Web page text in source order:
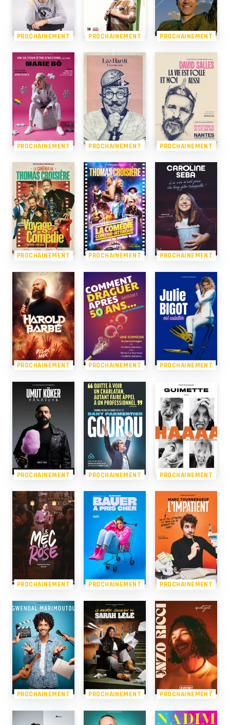
PROCHAINEMENT PROCHAINEMENT PROCHAINEMENT
PROCHAINEMENT PROCHAINEMENT PROCHAINEMENT
PROCHAINEMENT PROCHAINEMENT PROCHAINEMENT
PROCHAINEMENT PROCHAINEMENT PROCHAINEMENT
PROCHAINEMENT PROCHAINEMENT PROCHAINEMENT
PROCHAINEMENT PROCHAINEMENT PROCHAINEMENT
PROCHAINEMENT PROCHAINEMENT PROCHAINEMENT